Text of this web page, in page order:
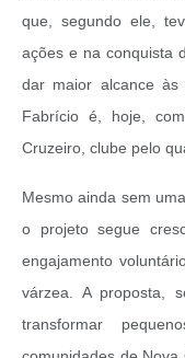
que, segundo ele,
ações e na conquista
dar maior alcance às
Fabrício é, hoje,
Cruzeiro, clube pelo
Mesmo ainda sem
o projeto segue
engajamento
várzea. A proposta,
transformar